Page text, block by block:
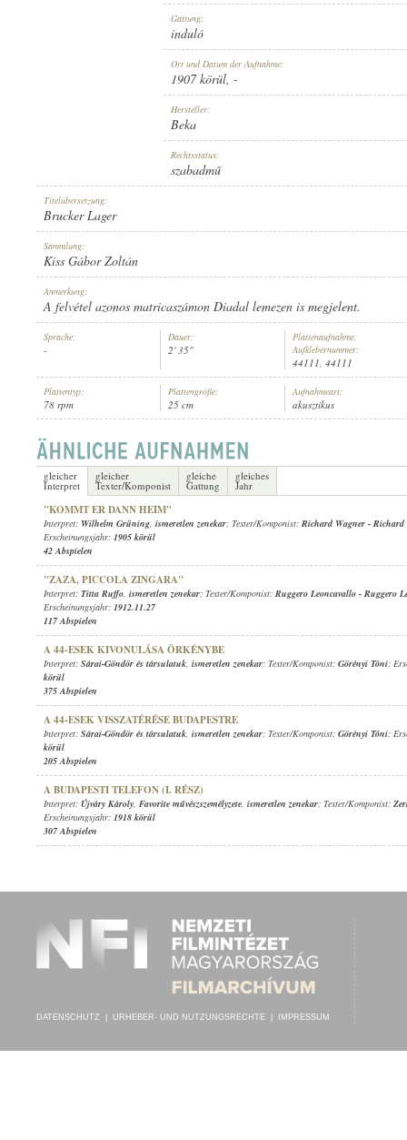
1907 KÖRÜL
PLATTENAUFNAHME:
Gattung:
induló
Ort und Datum der Aufnahme:
1907 körül, -
Hersteller:
Beka
Rechtsstatus:
szabadmű
Titelübersetzung:
Brucker Lager
Sammlung:
Kiss Gábor Zoltán
Anmerkung:
A felvétel azonos matricaszámon Diadal lemezen is megjelent.
Sprache:
-
Dauer:
2' 35"
Plattenaufnahme,
Aufklebernummer:
44111, 44111
Plattentyp:
78 rpm
Plattengröße:
25 cm
Aufnahmeart:
akusztikus
gleicher
Interpret
gleicher
Texter/Komponist
gleiche
Gattung
gleiches
Jahr
"KOMMT ER DANN HEIM"
Interpret: Wilhelm Grüning, ismeretlen zenekar; Texter/Komponist: Richard Wagner - Richard
Erscheinungsjahr: 1905 körül
42 Abspielen
"ZAZA, PICCOLA ZINGARA"
Interpret: Titta Ruffo, ismeretlen zenekar; Texter/Komponist: Ruggero Leoncavallo - Ruggero
Erscheinungsjahr: 1912.11.27
117 Abspielen
A 44-ESEK KIVONULÁSA ÖRKÉNYBE
Interpret: Sárai-Göndör és társulatuk, ismeretlen zenekar; Texter/Komponist: Görényi Tóni;
körül
375 Abspielen
A 44-ESEK VISSZATÉRÉSE BUDAPESTRE
Interpret: Sárai-Göndör és társulatuk, ismeretlen zenekar; Texter/Komponist: Görényi Tóni;
körül
205 Abspielen
A BUDAPESTI TELEFON (I. RÉSZ)
Interpret: Újváry Károly, Favorite művészszemélyzete, ismeretlen zenekar; Texter/Komponist:
Erscheinungsjahr: 1918 körül
307 Abspielen
DATENSCHUTZ URHEBER- UND NUTZUNGSRECHTE IMPRESSUM